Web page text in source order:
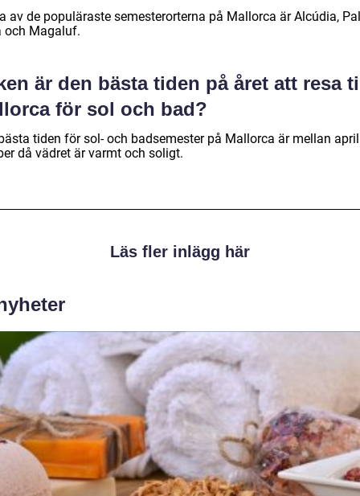
av de populäraste semesterorterna på Mallorca är Alcúdia,
och Magaluf.
är den bästa tiden på året att resa
för sol och bad?
tiden för sol- och badsemester på Mallorca är mellan
då vädret är varmt och soligt.
Läs fler inlägg här